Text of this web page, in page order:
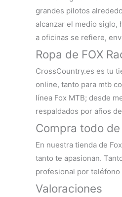
grandes pilotos
alcanzar el medio siglo,
a oficinas se refiere,
Ropa de FOX
CrossCountry.es es tu
online, tanto para mtb
línea Fox MTB; desde
respaldados por años
Compra todo
En nuestra tienda de
tanto te apasionan.
profesional por
Valoraciones